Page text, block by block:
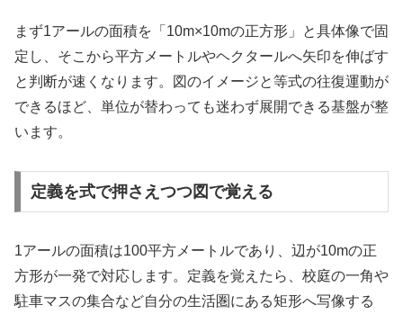
まず1アールの面積を「10m×10mの正方形」と具体像で固
定し、そこから平方メートルやヘクタールへ矢印を伸ばす
と判断が速くなります。図のイメージと等式の往復運動が
できるほど、単位が替わっても迷わず展開できる基盤が整
います。
定義を式で押さえつつ図で覚える
1アールの面積は100平方メートルであり、辺が10mの正
方形が一発で対応します。定義を覚えたら、校庭の一角や
駐車マスの集合など自分の生活圏にある矩形へ写像する